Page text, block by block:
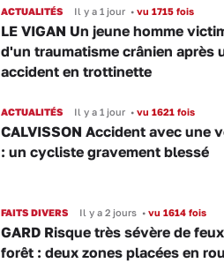
ACTUALITÉS Il y a 1 jour •vu 1715 fois
LE VIGAN Un jeune homme
d'un traumatisme crânien après
accident en trottinette
ACTUALITÉS Il y a 1 jour •vu 1621 fois
CALVISSON Accident avec une
: un cycliste gravement blessé
FAITS DIVERS Il y a 2 jours •vu 1614 fois
GARD Risque très sévère de
forêt : deux zones placées en